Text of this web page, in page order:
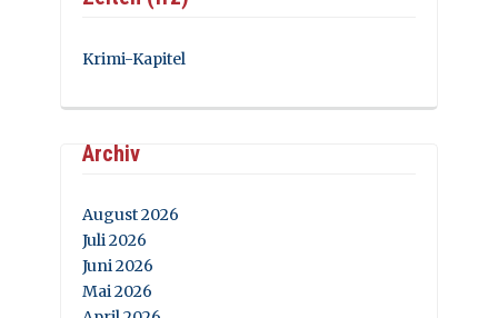
Krimi-Kapitel
Archiv
August 2026
Juli 2026
Juni 2026
Mai 2026